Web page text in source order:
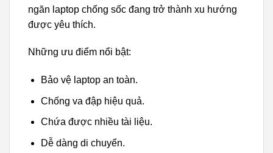
ngăn laptop chống sốc đang trở thành xu hướng
được yêu thích.
Những ưu điểm nổi bật:
Bảo vệ laptop an toàn.
Chống va đập hiệu quả.
Chứa được nhiều tài liệu.
Dễ dàng di chuyển.